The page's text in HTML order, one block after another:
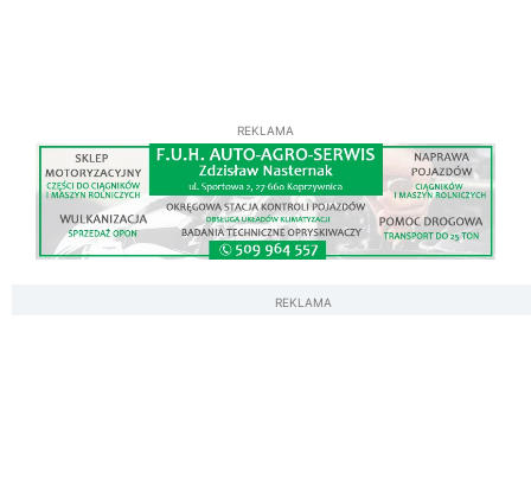
REKLAMA
REKLAMA